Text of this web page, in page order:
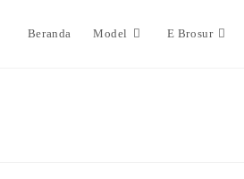
Beranda Model E Brosur